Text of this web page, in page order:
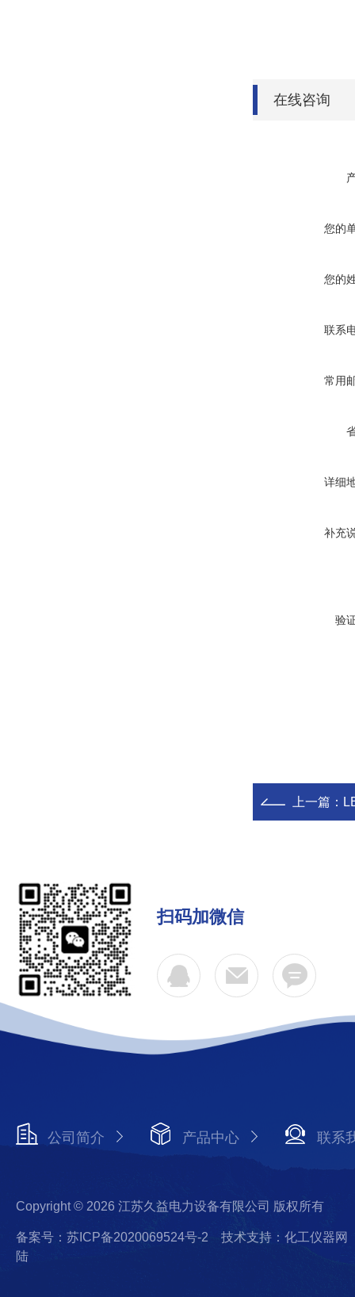
在线咨询
您的
您的
联系
常用
详细
补充
验
上一篇：
扫码加微信
公司简介 产品中心 联系
Copyright © 2026 江苏久益电力设备有限公司 版权所有
备案号：苏ICP备2020069524号-2
技术支持：化工仪器网
陆